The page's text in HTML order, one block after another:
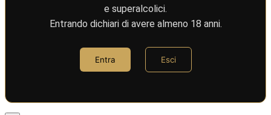
e superalcolici.
Entrando dichiari di avere almeno 18 anni.
Entra Esci